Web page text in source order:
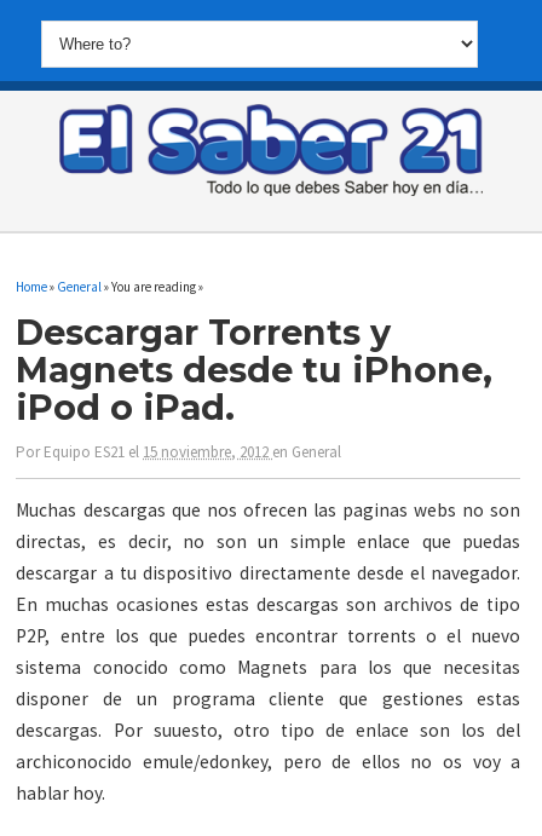
Home» General » You are reading »
Descargar Torrents y
Magnets desde tu iPhone,
iPod o iPad.
PorEquipo ES21 el 15 noviembre, 2012 en General
Muchas descargas que nos ofrecen las paginas webs no son
directas, es decir, no son un simple enlace que puedas
descargar a tu dispositivo directamente desde el navegador.
En muchas ocasiones estas descargas son archivos de tipo
P2P, entre los que puedes encontrar torrents o el nuevo
sistema conocido como Magnets para los que necesitas
disponer de un programa cliente que gestiones estas
descargas. Por suuesto, otro tipo de enlace son los del
archiconocido emule/edonkey, pero de ellos no os voy a
hablar hoy.